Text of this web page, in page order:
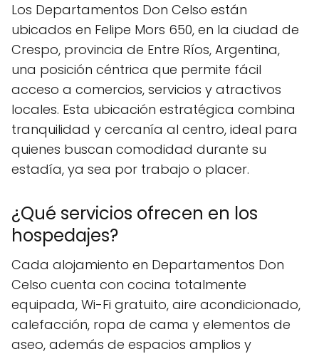
Los Departamentos Don Celso están
ubicados en Felipe Mors 650, en la ciudad de
Crespo, provincia de Entre Ríos, Argentina,
una posición céntrica que permite fácil
acceso a comercios, servicios y atractivos
locales. Esta ubicación estratégica combina
tranquilidad y cercanía al centro, ideal para
quienes buscan comodidad durante su
estadía, ya sea por trabajo o placer.
¿Qué servicios ofrecen en los
hospedajes?
Cada alojamiento en Departamentos Don
Celso cuenta con cocina totalmente
equipada, Wi-Fi gratuito, aire acondicionado,
calefacción, ropa de cama y elementos de
aseo, además de espacios amplios y